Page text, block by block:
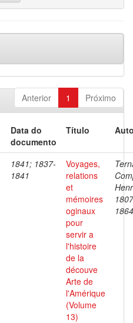
Anterior 1 Próximo
Data do
documento
Título
1841; 1837-
1841
Voyages,
relations
et
mémoires
oginaux
pour
servir a
l'histoire
de la
découve
Arte de
l'Amérique
(Volume
13)
1864